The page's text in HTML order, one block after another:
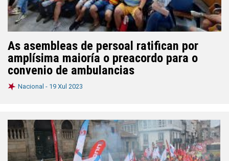
As asembleas de persoal ratifican por
amplísima maioría o preacordo para o
convenio de ambulancias
Nacional - 19 Xul 2023